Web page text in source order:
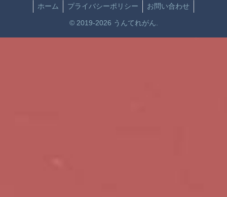
ホーム プライバシーポリシー お問い合わせ
© 2019-2026 うんてれがん.